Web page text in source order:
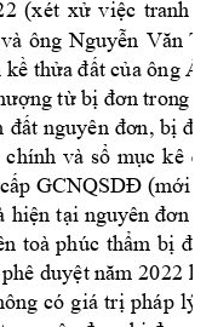
(xét xử việc tranh
và ông Nguyễn Văn
kề thửa đất của ông Á l
ượng từ bị đơn trong v
đất nguyên đơn, bị
chính và sổ mục kê
GCNQSDĐ (mới
hiện tại nguyên đơn
toà phúc thẩm bị đơ
duyệt năm 2022
có giá trị pháp lý;